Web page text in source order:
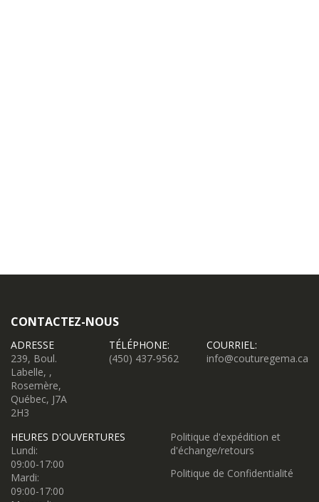
CONTACTEZ-NOUS
ADRESSE
239, Boul.
Labelle, ,
Rosemère,
Québec, J7A
2H3
TÉLÉPHONE:
(450) 437-9562
COURRIEL:
info@couturegema.ca
HEURES D'OUVERTURES
Lundi:
09:00-17:00
Mardi:
09:00-17:00
Politique d'expédition et
d'échange/retours
Politique de Confidentialité